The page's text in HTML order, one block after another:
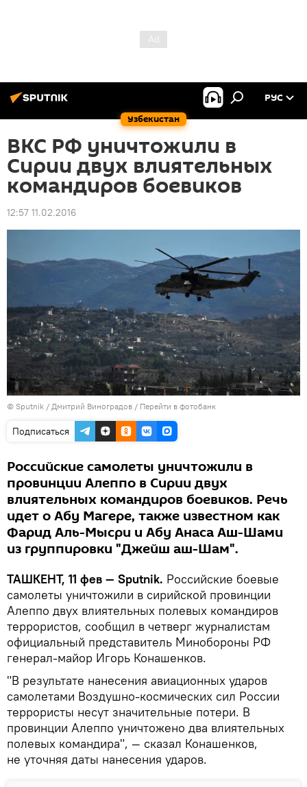
Узбекистан
РУС
ВКС РФ уничтожили в
Сирии двух влиятельных
командиров боевиков
12:57 11.02.2016
© Sputnik / Дмитрий Виноградов / Перейти в фотобанк
Подписаться
Российские самолеты уничтожили в
провинции Алеппо в Сирии двух
влиятельных командиров боевиков. Речь
идет о Абу Магере, также известном как
Фарид Аль-Мысри и Абу Анаса Аш-Шами
из группировки "Джейш аш-Шам".
ТАШКЕНТ, 11 фев — Sputnik. Российские боевые
самолеты уничтожили в сирийской провинции
Алеппо двух влиятельных полевых командиров
террористов, сообщил в четверг журналистам
официальный представитель Минобороны РФ
генерал-майор Игорь Конашенков.
"В результате нанесения авиационных ударов
самолетами Воздушно-космических сил России
террористы несут значительные потери. В
провинции Алеппо уничтожено два влиятельных
полевых командира", — сказал Конашенков,
не уточняя даты нанесения ударов.